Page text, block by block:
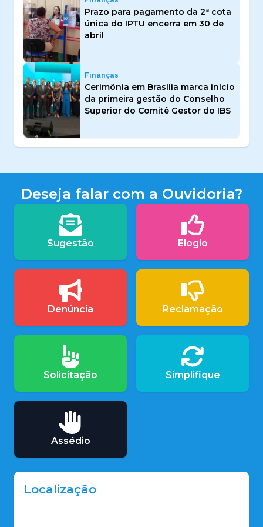
Prazo para pagamento da 2ª cota
única do IPTU encerra em 30 de
abril
Finanças
Cerimônia em Brasília marca início
da primeira gestão do Conselho
Superior do Comitê Gestor do IBS
Deseja falar com a Ouvidoria?
Sugestão Elogio
Denúncia Reclamação
Solicitação Simplifique
Assédio
Localização